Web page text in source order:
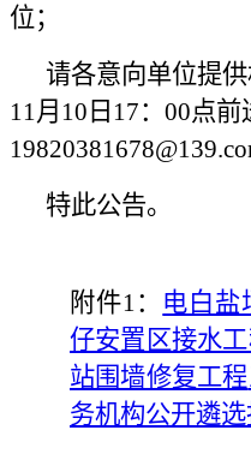
位；
请各意向单位提供
11月 10 日 17：00点前
19820381678@139
特此公告。
附件1： 电白盐
仔安置区接水
站围墙修复工程
务机构公开遴